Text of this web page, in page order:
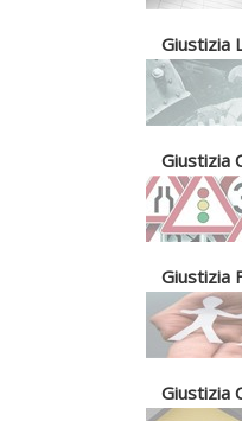
Giustizia
Giustizia
Giustizia
Giustizia